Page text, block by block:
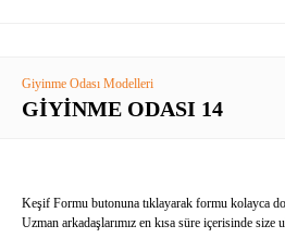
Giyinme Odası Modelleri
GİYİNME ODASI 14
Keşif Formu butonuna tıklayarak formu kolayca
Uzman arkadaşlarımız en kısa süre içerisinde size